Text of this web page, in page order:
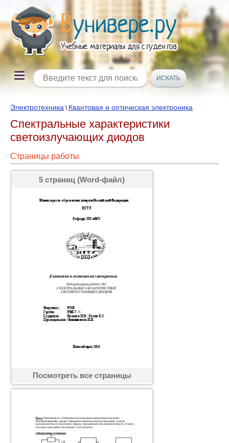
Электротехника \ Квантовая и оптическая электроника
Спектральные характеристики
светоизлучающих диодов
Страницы работы
5 страниц (Word-файл)
Посмотреть все страницы